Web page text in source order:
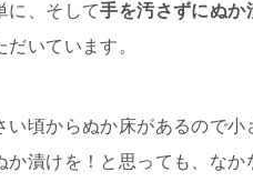
に、そして手を汚さずにぬか
いています。
頃からぬか床があるので
漬けを！と思っても、なか